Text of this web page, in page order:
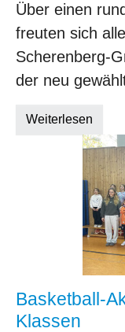
Über einen
freuten sich
Scherenberg-
der neu
Weiterlesen
Basketball-
Klassen